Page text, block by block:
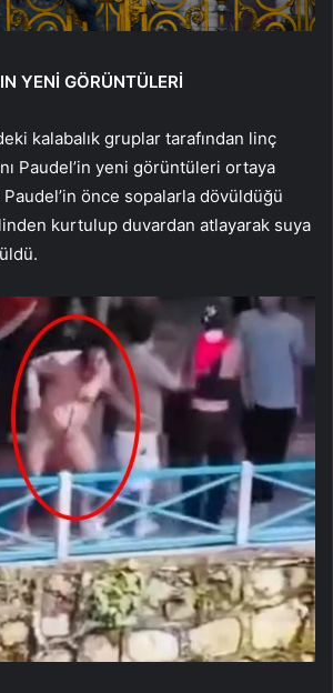
YENİ GÖRÜNTÜLERİ
kalabalık gruplar tarafından linç
Paudel’in yeni görüntüleri ortaya
Paudel’in önce sopalarla dövüldüğü
kurtulup duvardan atlayarak suya